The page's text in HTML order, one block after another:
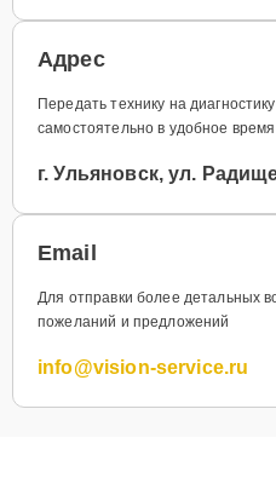
Адрес
Передать технику на
самостоятельно в удобное время
г. Ульяновск, ул.
Email
Для отправки более детальных
пожеланий и предложений
info@vision-service.ru